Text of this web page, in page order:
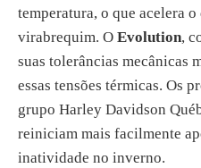
temperatura, o que acelera
virabrequim. O Evolution,
suas tolerâncias mecânicas
essas tensões térmicas. Os
grupo Harley Davidson
reiniciam mais facilmente
inatividade no inverno.